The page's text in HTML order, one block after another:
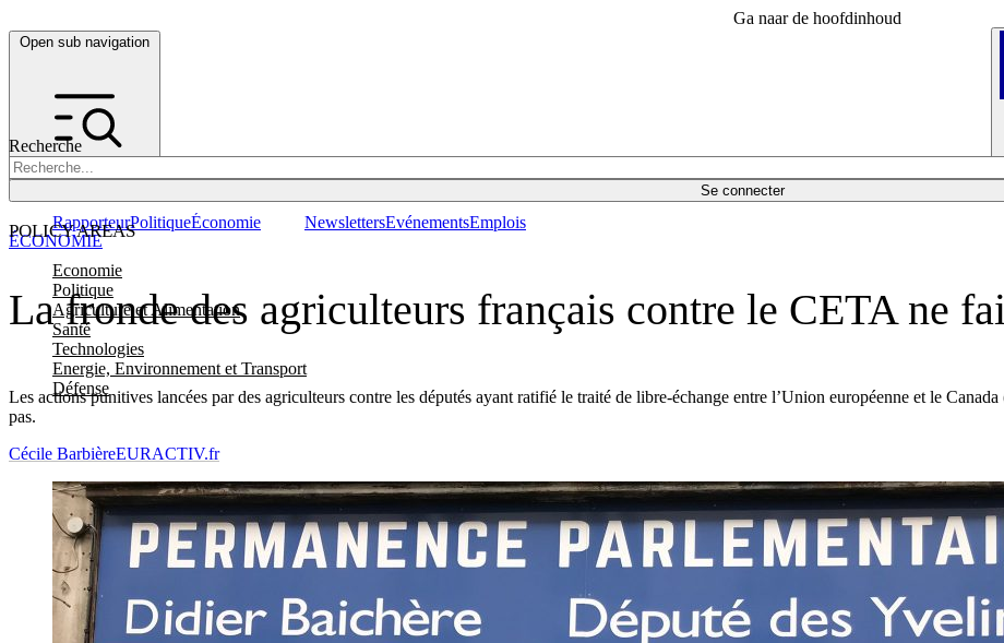
Ga naar de hoofdinhoud
Open sub navigation
Recherche
Se connecter
POLICY AREAS
Economie
Politique
Agriculture et Alimentation
Santé
Technologies
Energie, Environnement et Transport
Défense
RapporteurPolitiqueÉconomie NewslettersEvénementsEmplois
La fronde des agriculteurs français contre le CETA ne
Les actions punitives lancées par des agriculteurs contre les députés ayant ratifié le traité de libre-échange entre l’Union européenne et le
pas.
ÉCONOMIE
Cécile BarbièreEURACTIV.fr